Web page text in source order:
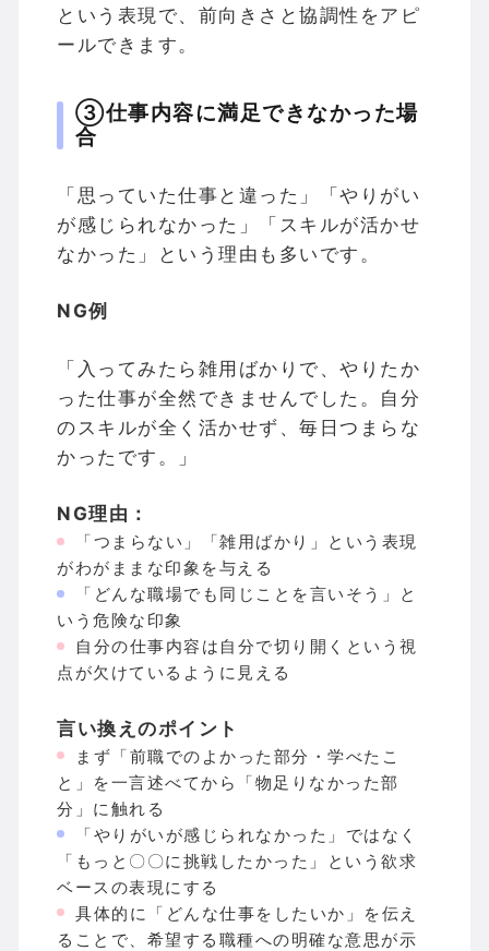
という表現で、前向きさと協調性をアピ
ールできます。
③仕事内容に満足できなかった場
合
「思っていた仕事と違った」「やりがい
が感じられなかった」「スキルが活かせ
なかった」という理由も多いです。
NG例
「入ってみたら雑用ばかりで、やりたか
った仕事が全然できませんでした。自分
のスキルが全く活かせず、毎日つまらな
かったです。」
NG理由：
「つまらない」「雑用ばかり」という表現
がわがままな印象を与える
「どんな職場でも同じことを言いそう」と
いう危険な印象
自分の仕事内容は自分で切り開くという視
点が欠けているように見える
言い換えのポイント
まず「前職でのよかった部分・学べたこ
と」を一言述べてから「物足りなかった部
分」に触れる
「やりがいが感じられなかった」ではなく
「もっと〇〇に挑戦したかった」という欲求
ベースの表現にする
具体的に「どんな仕事をしたいか」を伝え
ることで、希望する職種への明確な意思が示